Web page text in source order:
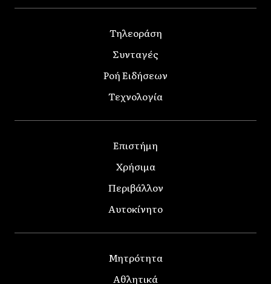
Τηλεοράση
Συνταγές
Ροή Ειδήσεων
Τεχνολογία
Επιστήμη
Χρήσιμα
Περιβάλλον
Αυτοκίνητο
Μητρότητα
Αθλητικά